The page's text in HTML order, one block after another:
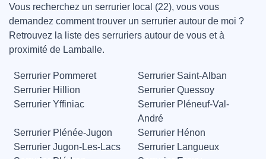
Vous recherchez un serrurier local (22), vous vous
demandez comment trouver un serrurier autour de moi ?
Retrouvez la liste des serruriers autour de vous et à
proximité de Lamballe.
Serrurier Pommeret
Serrurier Saint-Alban
Serrurier Hillion
Serrurier Quessoy
Serrurier Yffiniac
Serrurier Pléneuf-Val-
André
Serrurier Plénée-Jugon
Serrurier Hénon
Serrurier Jugon-Les-Lacs
Serrurier Langueux